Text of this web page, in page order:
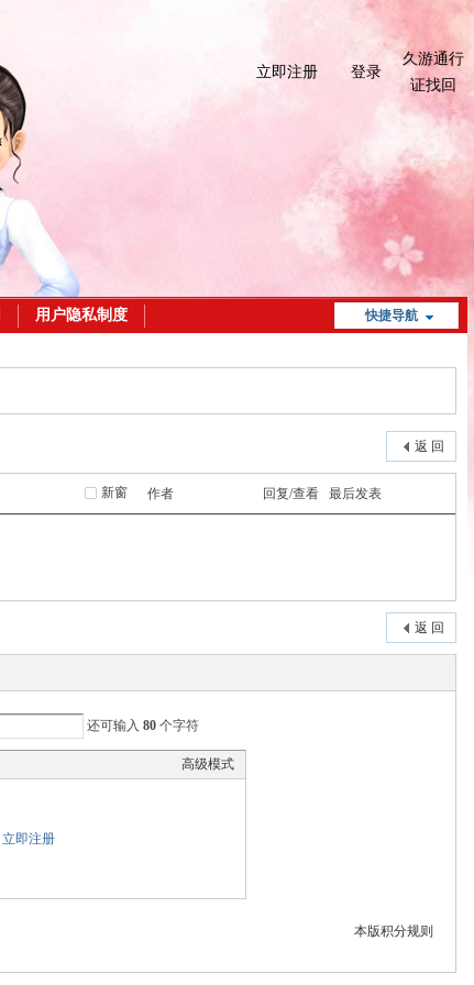
立即注册 登录
久游通行
证找回
快捷导航
用户隐私制度
返 回
新窗 作者 回复/查看 最后发表
返 回
还可输入 80 个字符
高级模式
立即注册
本版积分规则